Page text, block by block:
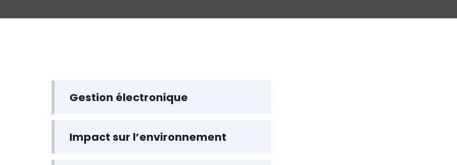
Gestion électronique
Impact sur l’environnement